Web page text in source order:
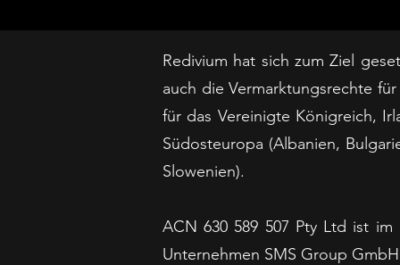
Redivium hat sich zum Ziel
auch die Vermarktungsrechte
für das Vereinigte Königreich,
Südosteuropa (Albanien,
Slowenien).
ACN 630 589 507 Pty Ltd ist
Unternehmen SMS Group